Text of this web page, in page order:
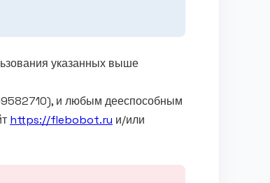
указанных выше
и любым дееспособным
https://flebobot.ru и/или